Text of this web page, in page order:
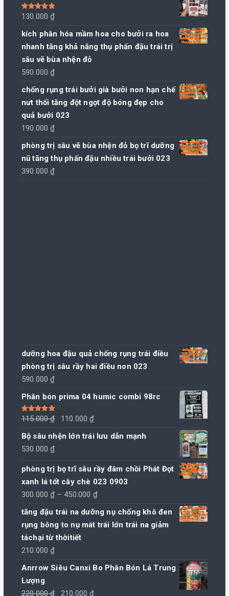
Được xếp
hạng 5.00 5
130.000₫
kích phân hóa mầm hoa cho bưởi ra hoa
nhanh tăng khả năng thụ phấn đậu trái trị
sâu vẽ bùa nhện đỏ
590.000₫
chống rụng trái bưởi già bưởi non hạn chế
nưt thối tăng đột ngọt độ bóng đẹp cho
quả bưởi 023
190.000₫
phòng trị sâu vẽ bùa nhện đỏ bọ trĩ dưỡng
nũ tăng thụ phấn đậu nhiều trái bưởi 023
390.000₫
dưỡng hoa đậu quả chống rụng trái điều
phòng trị sâu rầy hai điều non 023
590.000₫
Phân bón prima 04 humic combi 98rc
Được xếp
hạng 5.00 5
115.000₫
Giá
gốc
110.000₫
hiện
110.000 ₫.
Bộ sâu nhện lớn trái lưu dẫn mạnh
530.000₫
phòng trị bọ trĩ sâu rầy đâm chồi Phát Đọt
xanh lá tốt cây chè 023 0903
300.000₫ – 450.000 ₫Khoảng
tăng đậu trái na dưỡng nụ chống khô đen
rụng bông to nụ mát trái lớn trái na giảm
táchại từ thờitiết
210.000₫
Anrrow Siêu Canxi Bo Phân Bón Lá Trung
Lượng
220.000₫ Giá
210.000₫